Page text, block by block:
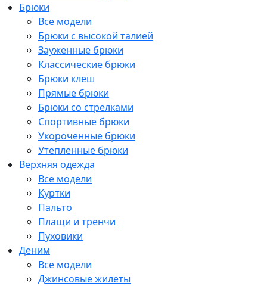
Брюки
Все модели
Брюки с высокой талией
Зауженные брюки
Классические брюки
Брюки клеш
Прямые брюки
Брюки со стрелками
Спортивные брюки
Укороченные брюки
Утепленные брюки
Верхняя одежда
Все модели
Куртки
Пальто
Плащи и тренчи
Пуховики
Деним
Все модели
Джинсовые жилеты